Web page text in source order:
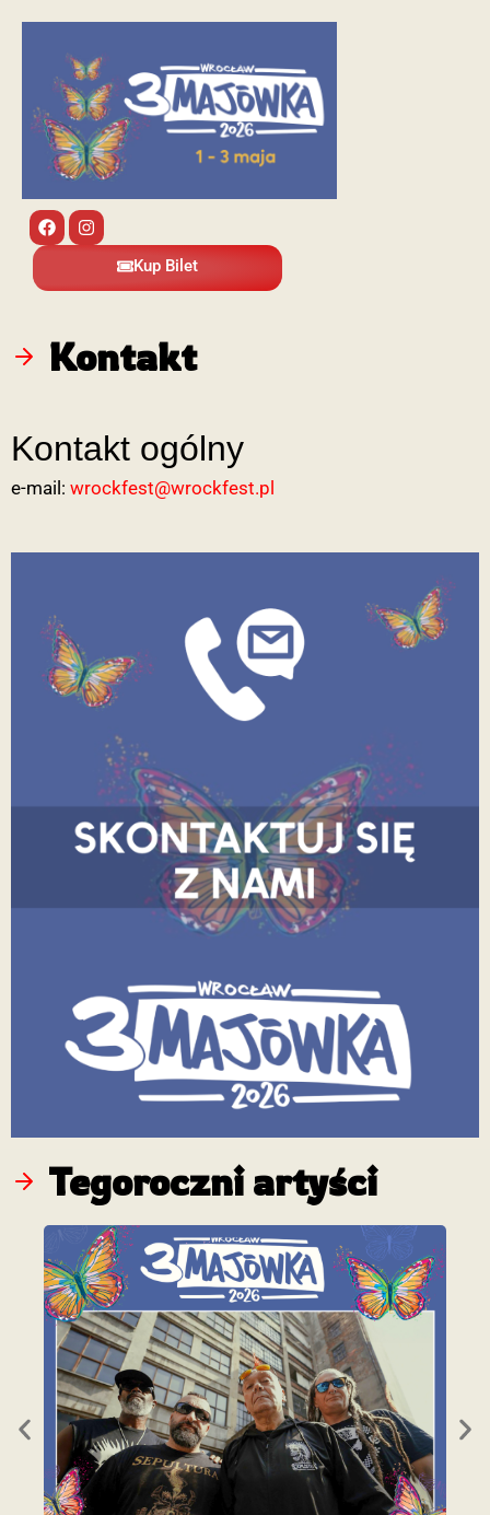
Kup Bilet
Kontakt
Kontakt ogólny
e-mail: wrockfest@wrockfest.pl
Tegoroczni artyści